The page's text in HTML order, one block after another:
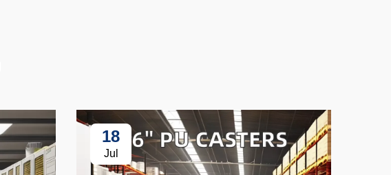
18
Jul